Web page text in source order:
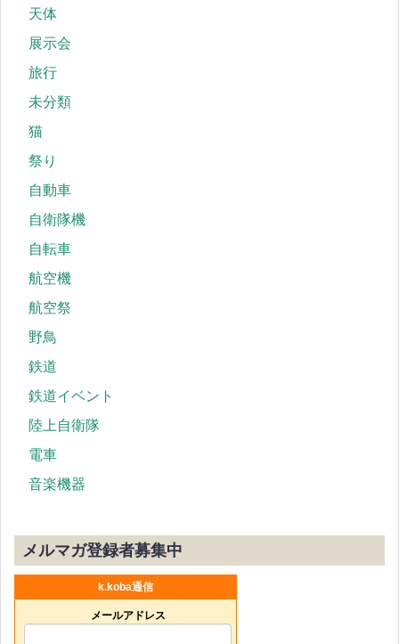
天体
展示会
旅行
未分類
猫
祭り
自動車
自衛隊機
自転車
航空機
航空祭
野鳥
鉄道
鉄道イベント
陸上自衛隊
電車
音楽機器
メルマガ登録者募集中
k.koba通信
メールアドレス